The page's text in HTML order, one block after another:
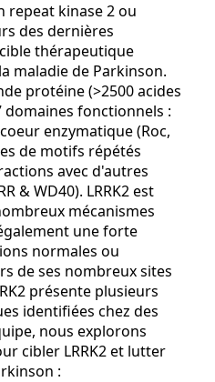
repeat kinase 2 ou
des dernières
thérapeutique
maladie de Parkinson.
protéine (>2500 acides
fonctionnels :
enzymatique (Roc,
de motifs répétés
avec d'autres
& WD40). LRRK2 est
mécanismes
une forte
normales ou
de ses nombreux sites
présente plusieurs
identifiées chez des
nous explorons
cibler LRRK2 et lutter
: